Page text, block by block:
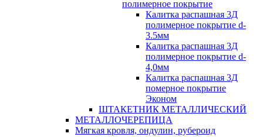
полимерное покрытие
Калитка распашная 3Д
полимерное покрытие d-
3.5мм
Калитка распашная 3Д
полимерное покрытие d-
4,0мм
Калитка распашная 3Д
померное покрытие
Эконом
ШТАКЕТНИК МЕТАЛЛИЧЕСКИЙ
МЕТАЛЛОЧЕРЕПИЦА
Мягкая кровля, ондулин, рубероид